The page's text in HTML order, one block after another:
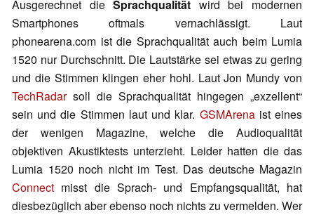
Ausgerechnet dieSprachqualität wird bei modernen
Smartphones oftmals vernachlässigt. Laut
phonearena.com ist die Sprachqualität auch beim Lumia
1520 nur Durchschnitt. Die Lautstärke sei etwas zu gering
und die Stimmen klingen eher hohl. Laut Jon Mundy von
TechRadarsoll die Sprachqualität hingegen „exzellent“
sein und die Stimmen laut und klar. GSMArenaist eines
der wenigen Magazine, welche die Audioqualität
objektiven Akustiktests unterzieht. Leider hatten die das
Lumia 1520 noch nicht im Test. Das deutsche Magazin
Connect misst die Sprach- und Empfangsqualität, hat
diesbezüglich aber ebenso noch nichts zu vermelden. Wer